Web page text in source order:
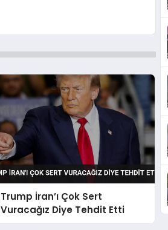
Trump İran’ı Çok Sert
Vuracağız Diye Tehdit Etti